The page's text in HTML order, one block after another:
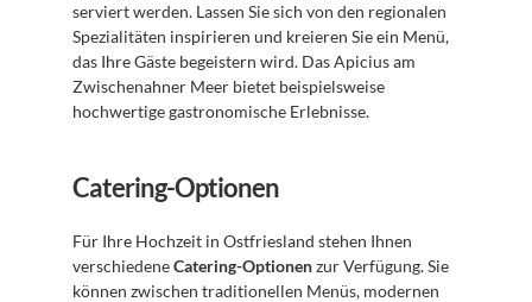
serviert werden. Lassen Sie sich von den regionalen
Spezialitäten inspirieren und kreieren Sie ein Menü,
das Ihre Gäste begeistern wird. Das Apicius am
Zwischenahner Meer bietet beispielsweise
hochwertige gastronomische Erlebnisse.
Catering-Optionen
Für Ihre Hochzeit in Ostfriesland stehen Ihnen
verschiedene Catering-Optionen zur Verfügung. Sie
können zwischen traditionellen Menüs, modernen